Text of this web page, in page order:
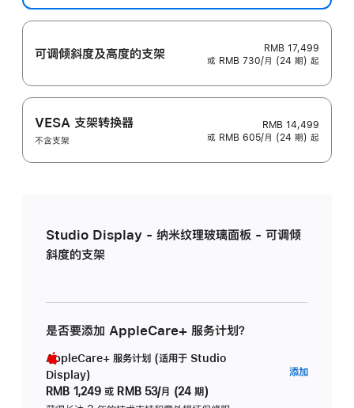
可调倾斜度及高‍度的支‍架
RMB 17,499
或 RMB 730/月 (24 期) 起
VESA 支架转换器
不含支架
RMB 14,499
或 RMB 605/月 (24 期) 起
Studio Display - 纳米纹理玻璃面板 - 可调倾
斜度的支架
是否要添加 AppleCare+ 服务计划？
AppleCare+ 服务计划 (适用于 Studio
Display)
RMB 1,249 或 RMB 53/月 (24 期)
添加